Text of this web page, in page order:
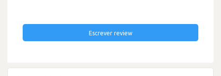
Escrever review